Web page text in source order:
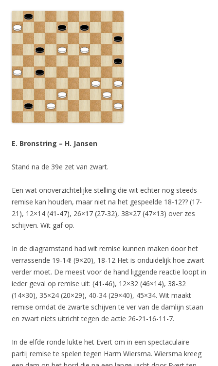
E. Bronstring – H. Jansen
Stand na de 39e zet van zwart.
Een wat onoverzichtelijke stelling die wit echter nog steeds
remise kan houden, maar niet na het gespeelde 18-12?? (17-
21), 12×14 (41-47), 26×17 (27-32), 38×27 (47×13) over zes
schijven. Wit gaf op.
In de diagramstand had wit remise kunnen maken door het
verrassende 19-14! (9×20), 18-12 Het is onduidelijk hoe zwart
verder moet. De meest voor de hand liggende reactie loopt in
ieder geval op remise uit: (41-46), 12×32 (46×14), 38-32
(14×30), 35×24 (20×29), 40-34 (29×40), 45×34. Wit maakt
remise omdat de zwarte schijven te ver van de damlijn staan
en zwart niets uitricht tegen de actie 26-21-16-11-7.
In de elfde ronde lukte het Evert om in een spectaculaire
partij remise te spelen tegen Harm Wiersma. Wiersma kreeg